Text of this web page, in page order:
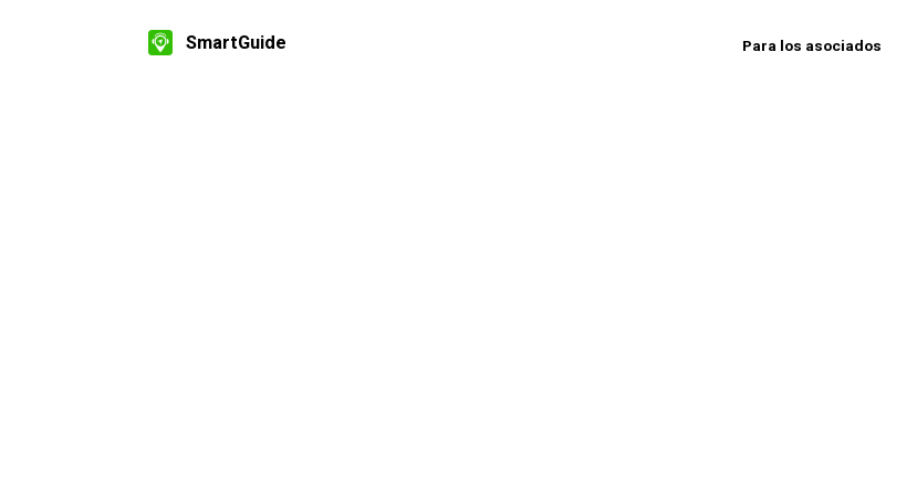
SmartGuide Para los asociados